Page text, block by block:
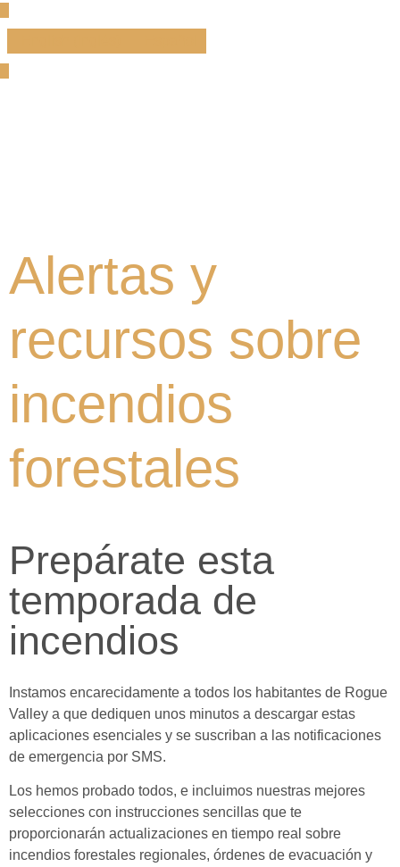
Alertas y
recursos sobre
incendios
forestales
Prepárate esta
temporada de
incendios
Instamos encarecidamente a todos los habitantes de Rogue
Valley a que dediquen unos minutos a descargar estas
aplicaciones esenciales y se suscriban a las notificaciones
de emergencia por SMS.
Los hemos probado todos, e incluimos nuestras mejores
selecciones con instrucciones sencillas que te
proporcionarán actualizaciones en tiempo real sobre
incendios forestales regionales, órdenes de evacuación y